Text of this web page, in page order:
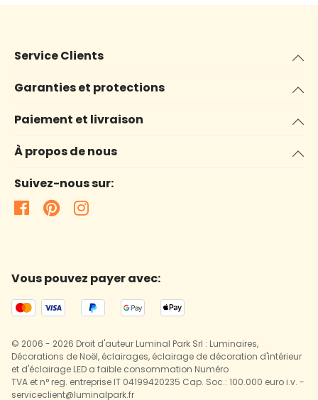
Service Clients
Garanties et protections
Paiement et livraison
À propos de nous
Suivez-nous sur:
Vous pouvez payer avec:
© 2006 - 2026 Droit d'auteur Luminal Park Srl : Luminaires,
Décorations de Noël, éclairages, éclairage de décoration d'intérieur
et d'éclairage LED a faible consommation Numéro
TVA et n° reg. entreprise IT 04199420235 Cap. Soc.: 100.000 euro i.v. -
serviceclient@luminalpark.fr